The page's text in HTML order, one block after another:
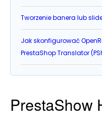
Tworzenie banera lub
Jak skonfigurować
PrestaShop Translator
PrestaShow